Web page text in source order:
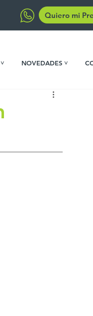
Quiero mi
NOVEDADES ˅